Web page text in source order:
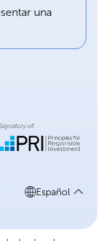
una
Español